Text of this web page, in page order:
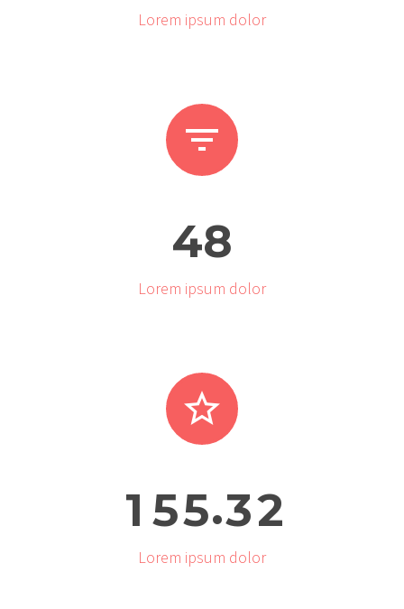
Lorem ipsum dolor


48
Lorem ipsum dolor


1 55.32
Lorem ipsum dolor